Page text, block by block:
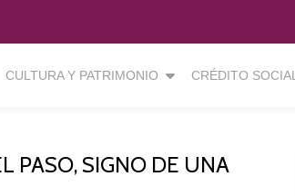
CULTURA Y PATRIMONIO CRÉDITO SOCIAL
PASO, SIGNO DE UNA